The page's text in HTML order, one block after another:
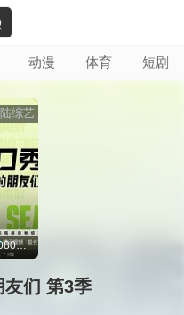
动漫 体育 短剧
综艺
更新至20260808期
友们 第3季